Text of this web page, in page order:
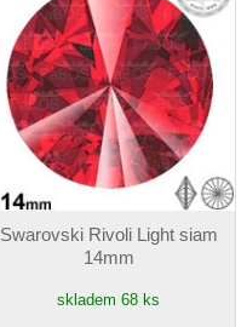
Swarovski Rivoli Light siam
14mm
skladem 68 ks